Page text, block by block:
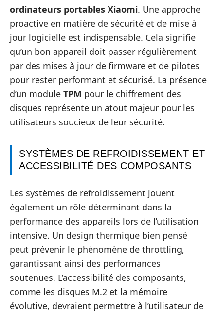
ordinateurs portables Xiaomi. Une approche
proactive en matière de sécurité et de mise à
jour logicielle est indispensable. Cela signifie
qu’un bon appareil doit passer régulièrement
par des mises à jour de firmware et de pilotes
pour rester performant et sécurisé. La présence
d’un module TPM pour le chiffrement des
disques représente un atout majeur pour les
utilisateurs soucieux de leur sécurité.
SYSTÈMES DE REFROIDISSEMENT ET
ACCESSIBILITÉ DES COMPOSANTS
Les systèmes de refroidissement jouent
également un rôle déterminant dans la
performance des appareils lors de l’utilisation
intensive. Un design thermique bien pensé
peut prévenir le phénomène de throttling,
garantissant ainsi des performances
soutenues. L’accessibilité des composants,
comme les disques M.2 et la mémoire
évolutive, devraient permettre à l’utilisateur de